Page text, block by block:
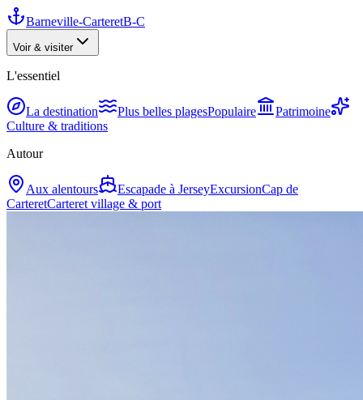
Barneville-CarteretB-C
Voir & visiter
L'essentiel
La destination Plus belles plagesPopulaire
Patrimoine
Culture & traditions
Autour
Aux alentours Escapade à JerseyExcursionCap de
CarteretCarteret village & port